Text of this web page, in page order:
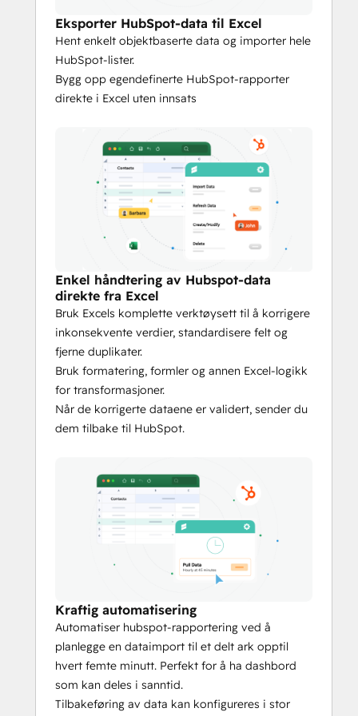
- Excel-innfødt redigering - Bruk formler,
pivottabeller, filtre og diagrammer på CRM-
data i sanntid, eller rediger rader på stedet
og skriv endringene sømløst tilbake til
HubSpot.
pålogging og bytt mellom dem etter behov.
Forbedrede arbeidsflyter
transformer, valider og masseoppdater
poster raskere enn noensinne, noe som
sparer timer sammenlignet med manuell
dataregistrering.
Sikker tilkobling - Alle overføringer skjer
direkte mellom regnearket ditt og HubSpot
via krypterte kanaler ved hjelp av
HubSpots egne API-protokoller.
Xappex er ideelt for salgsoperasjoner,
RevOps, rapporteringsteam og
økonomigrupper som er avhengige av
nøyaktige data i både HubSpot og Excel,
slik at du kan analysere og handle på CRM-
Start din gratis prøveperiode og se hvor
enkelt du kan holde HubSpot og Excel
perfekt tilpasset - ingen CSV-filer, ingen
omarbeiding, ingen hodepine.
Eksporter HubSpot-data til Excel
Hent enkelt objektbaserte data og importer hele
HubSpot-lister.
Bygg opp egendefinerte HubSpot-rapporter
direkte i Excel uten innsats
Enkel håndtering av Hubspot-data
direkte fra Excel
Bruk Excels komplette verktøysett til å korrigere
inkonsekvente verdier, standardisere felt og
fjerne duplikater.
Bruk formatering, formler og annen Excel-logikk
for transformasjoner.
Når de korrigerte dataene er validert, sender du
dem tilbake til HubSpot.
Kraftig automatisering
Automatiser hubspot-rapportering ved å
planlegge en dataimport til et delt ark opptil
hvert femte minutt. Perfekt for å ha dashbord
som kan deles i sanntid.
Tilbakeføring av data kan konfigureres i stor